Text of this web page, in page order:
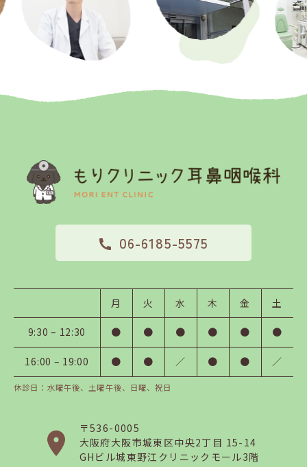
06-6185-5575
月 火 水 木 金 土
9:30 – 12:30 ● ● ● ● ● ●
16:00 – 19:00 ● ● ／ ● ● ／
休診日：水曜午後、土曜午後、日曜、祝日
〒536-0005
大阪府大阪市城東区中央2丁目 15-14
GHビル城東野江クリニックモール3階